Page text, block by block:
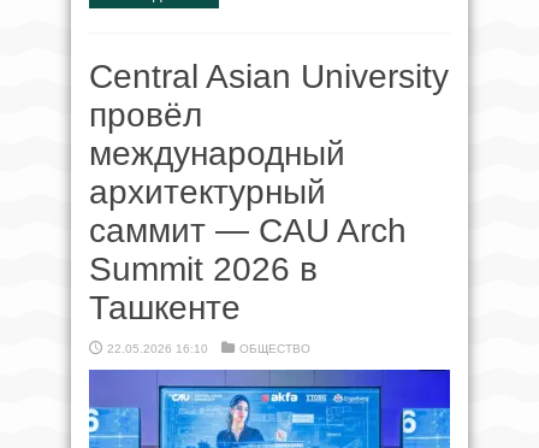
Central Asian University
провёл
международный
архитектурный
саммит — CAU Arch
Summit 2026 в
Ташкенте
22.05.2026 16:10 ОБЩЕСТВО